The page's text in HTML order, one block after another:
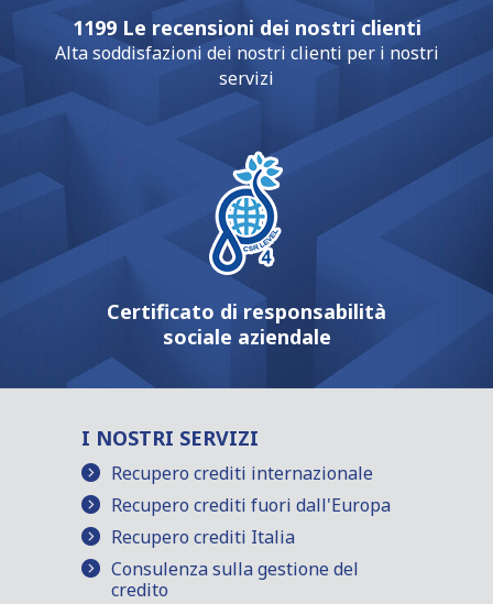
1199 Le recensioni dei nostri clienti
Alta soddisfazioni dei nostri clienti per i nostri
servizi
Certificato di responsabilità
sociale aziendale
I NOSTRI SERVIZI
Recupero crediti internazionale
Recupero crediti fuori dall'Europa
Recupero crediti Italia
Consulenza sulla gestione del
credito